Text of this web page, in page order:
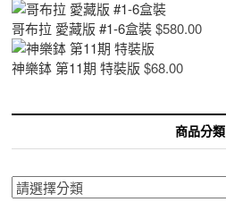
哥布拉 愛藏版 #1-6盒裝 $580.00
神樂鉢 第11期 特裝版 $68.00
商品分類